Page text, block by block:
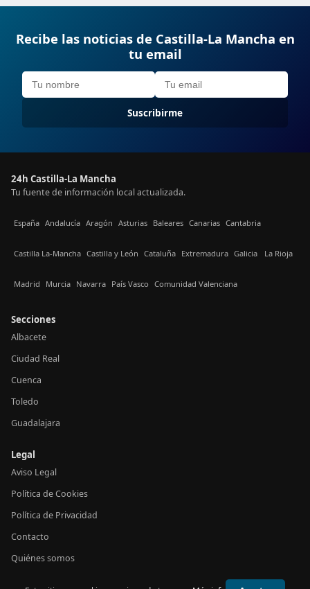
Recibe las noticias de Castilla-La Mancha en
tu email
Suscribirme
24h Castilla-La Mancha
Tu fuente de información local actualizada.
España Andalucía Aragón Asturias Baleares Canarias Cantabria
Castilla La-Mancha Castilla y León Cataluña Extremadura Galicia La Rioja
Madrid Murcia Navarra País Vasco Comunidad Valenciana
Secciones
Albacete
Ciudad Real
Cuenca
Toledo
Guadalajara
Legal
Aviso Legal
Política de Cookies
Política de Privacidad
Contacto
Quiénes somos